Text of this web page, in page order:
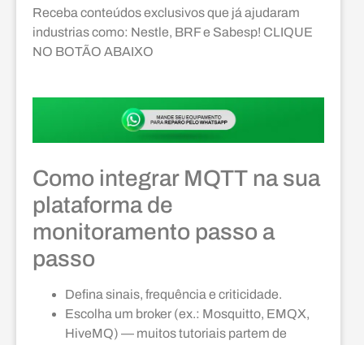
Receba conteúdos exclusivos que já ajudaram
industrias como: Nestle, BRF e Sabesp! CLIQUE
NO BOTÃO ABAIXO
Como integrar MQTT na sua
plataforma de
monitoramento passo a
passo
Defina sinais, frequência e criticidade.
Escolha um broker (ex.: Mosquitto, EMQX,
HiveMQ) — muitos tutoriais partem de